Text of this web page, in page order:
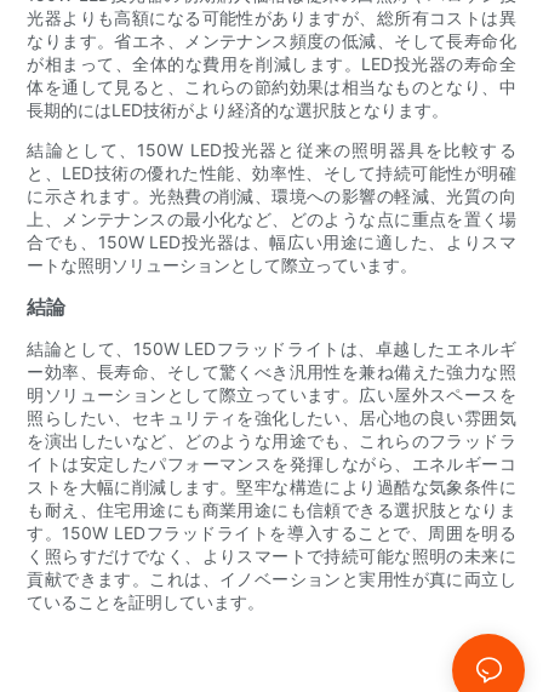
光器よりも高額になる可能性がありますが、総所有コストは異
なります。省エネ、メンテナンス頻度の低減、そして長寿命化
が相まって、全体的な費用を削減します。LED投光器の寿命全
体を通して見ると、これらの節約効果は相当なものとなり、中
長期的にはLED技術がより経済的な選択肢となります。
結論として、150W LED投光器と従来の照明器具を比較する
と、LED技術の優れた性能、効率性、そして持続可能性が明確
に示されます。光熱費の削減、環境への影響の軽減、光質の向
上、メンテナンスの最小化など、どのような点に重点を置く場
合でも、150W LED投光器は、幅広い用途に適した、よりスマ
ートな照明ソリューションとして際立っています。
結論
結論として、150W LEDフラッドライトは、卓越したエネルギ
ー効率、長寿命、そして驚くべき汎用性を兼ね備えた強力な照
明ソリューションとして際立っています。広い屋外スペースを
照らしたい、セキュリティを強化したい、居心地の良い雰囲気
を演出したいなど、どのような用途でも、これらのフラッドラ
イトは安定したパフォーマンスを発揮しながら、エネルギーコ
ストを大幅に削減します。堅牢な構造により過酷な気象条件に
も耐え、住宅用途にも商業用途にも信頼できる選択肢となりま
す。150W LEDフラッドライトを導入することで、周囲を明る
く照らすだけでなく、よりスマートで持続可能な照明の未来に
貢献できます。これは、イノベーションと実用性が真に両立し
ていることを証明しています。